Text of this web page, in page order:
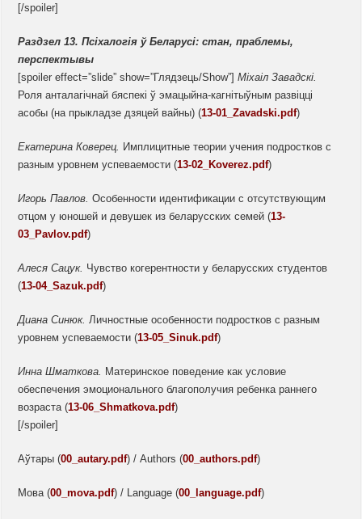
[/spoiler]
Раздзел 13.Псіхалогія ў Беларусі:стан, праблемы,
перспектывы
[spoiler effect=”slide” show=”Глядзець/Show”]Міхаіл Завадскі.
Роля анталагічнай бяспекі ў эмацыйна-кагнітыўным развіцці
асобы (на прыкладзе дзяцей вайны) (13-01_Zavadski.pdf)
ЕкатеринаКоверец. Имплицитные теории учения подростков с
разным уровнем успеваемости (13-02_Koverez.pdf)
Игорь Павлов.Особенности идентификации с отсутствующим
отцом у юношей и девушек из беларусских семей (13-
03_Pavlov.pdf)
Алеся Сацук. Чувство когерентности у беларусских студентов
(13-04_Sazuk.pdf)
Диана Синюк. Личностные особенности подростков с разным
уровнем успеваемости (13-05_Sinuk.pdf)
Инна Шматкова. Материнское поведение как условие
обеспечения эмоционального благополучия ребенка раннего
возраста (13-06_Shmatkova.pdf)
[/spoiler]
Аўтары (00_autary.pdf) / Authors (00_authors.pdf)
Мова (00_mova.pdf) / Language (00_language.pdf)